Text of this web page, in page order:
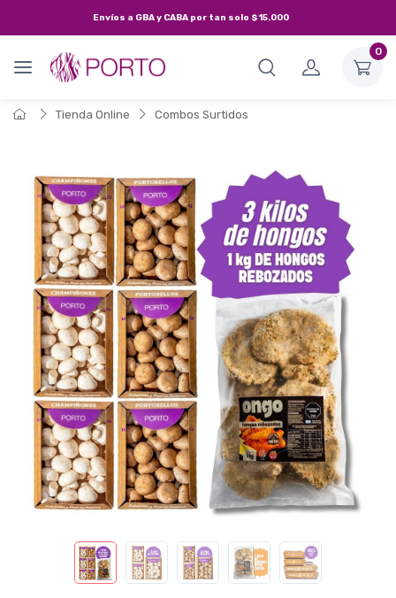
Envíos a GBA y CABA por tan solo $15.000
0
Tienda Online Combos Surtidos